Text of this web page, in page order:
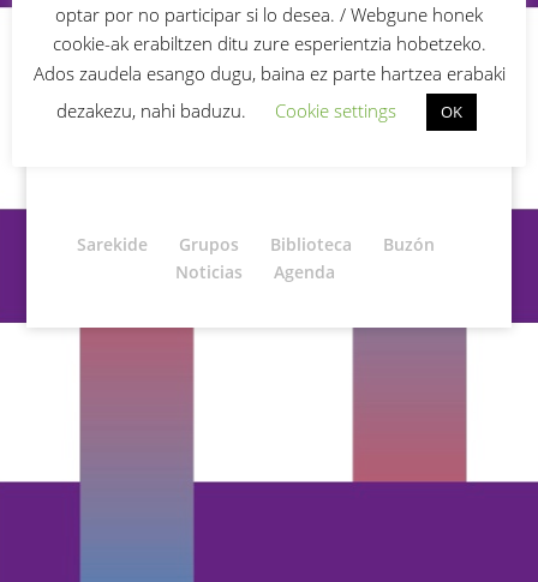
¿Has olvidado tu contraseña?
Sarekide Grupos Biblioteca
Buzón
Noticias
Agenda
optar por no participar si lo desea. / Webgune honek
cookie-ak erabiltzen ditu zure esperientzia hobetzeko.
Ados zaudela esango dugu, baina ez parte hartzea erabaki
dezakezu, nahi baduzu.
Cookie settings OK